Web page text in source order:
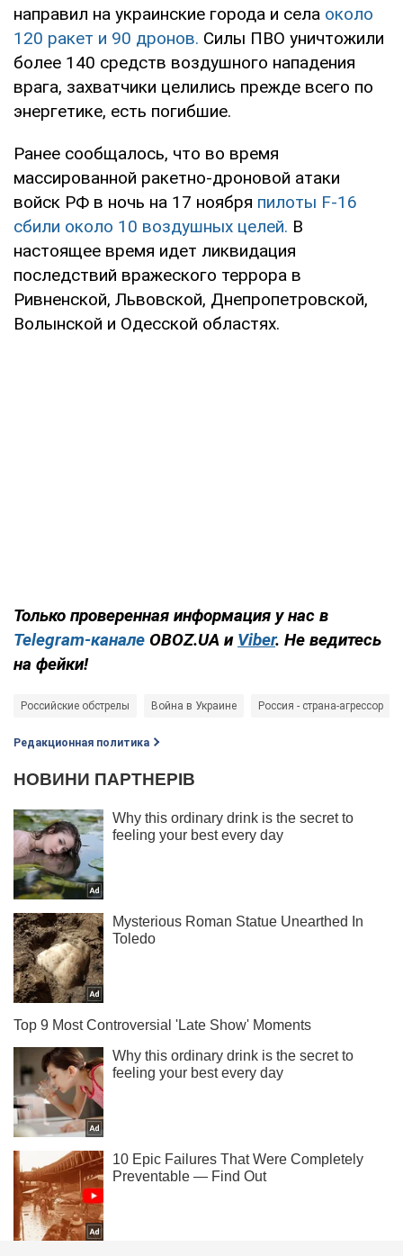
направил на украинские города и села около
120 ракет и 90 дронов. Силы ПВО уничтожили
более 140 средств воздушного нападения
врага, захватчики целились прежде всего по
энергетике, есть погибшие.
Ранее сообщалось, что во время
массированной ракетно-дроновой атаки
войск РФ в ночь на 17 ноября пилоты F-16
сбили около 10 воздушных целей. В
настоящее время идет ликвидация
последствий вражеского террора в
Ривненской, Львовской, Днепропетровской,
Волынской и Одесской областях.
Только проверенная информация у нас в
Telegram-канале OBOZ.UA и Viber. Не ведитесь
на фейки!
Российские обстрелы Война в Украине Россия - страна-агрессор
Редакционная политика